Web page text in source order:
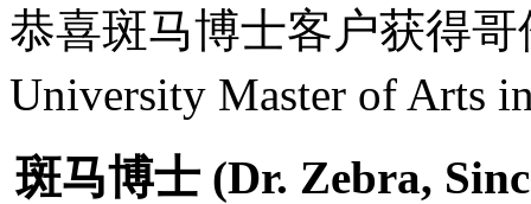
恭喜斑马博士客户获得
University Master of Arts
斑马博士 (Dr. Zebra,